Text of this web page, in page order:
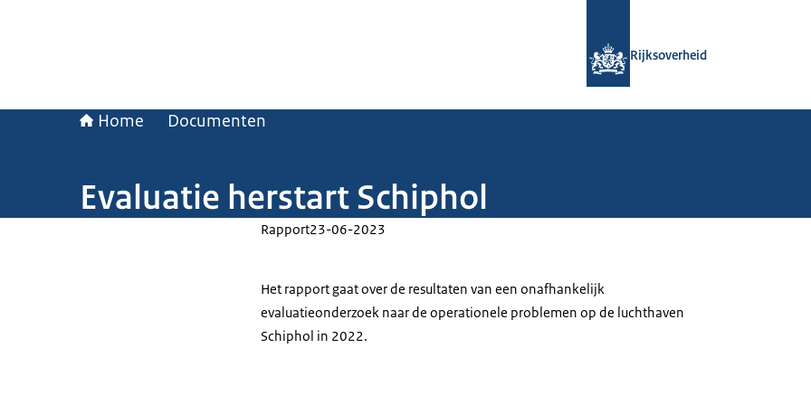
Rijksoverheid
Home Documenten
Evaluatie herstart Schiphol
Rapport23-06-2023
Het rapport gaat over de resultaten van een onafhankelijk
evaluatieonderzoek naar de operationele problemen op de luchthaven
Schiphol in 2022.